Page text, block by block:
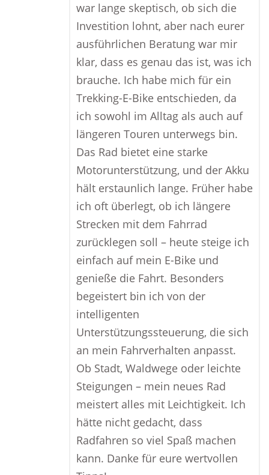
war lange skeptisch, ob sich die
Investition lohnt, aber nach eurer
ausführlichen Beratung war mir
klar, dass es genau das ist, was ich
brauche. Ich habe mich für ein
Trekking-E-Bike entschieden, da
ich sowohl im Alltag als auch auf
längeren Touren unterwegs bin.
Das Rad bietet eine starke
Motorunterstützung, und der Akku
hält erstaunlich lange. Früher habe
ich oft überlegt, ob ich längere
Strecken mit dem Fahrrad
zurücklegen soll – heute steige ich
einfach auf mein E-Bike und
genieße die Fahrt. Besonders
begeistert bin ich von der
intelligenten
Unterstützungssteuerung, die sich
an mein Fahrverhalten anpasst.
Ob Stadt, Waldwege oder leichte
Steigungen – mein neues Rad
meistert alles mit Leichtigkeit. Ich
hätte nicht gedacht, dass
Radfahren so viel Spaß machen
kann. Danke für eure wertvollen